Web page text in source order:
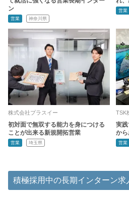
ン
営業 神奈川県
営業
株式会社プラスイー
初対面で無双する能力を身につける
ことが出来る新規開拓営業
営業 埼玉県
TSK
実
か
営業
積極採用中の長期インターン求